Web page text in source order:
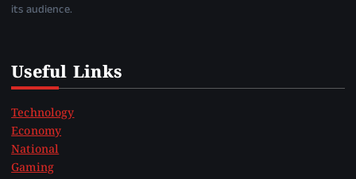
its audience.
Useful Links
Technology
Economy
National
Gaming